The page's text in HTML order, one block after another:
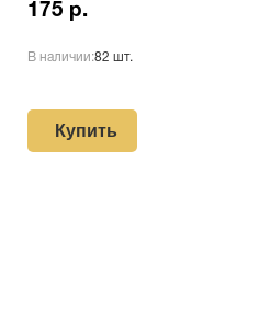
175 р.
В наличии:82 шт.
Купить